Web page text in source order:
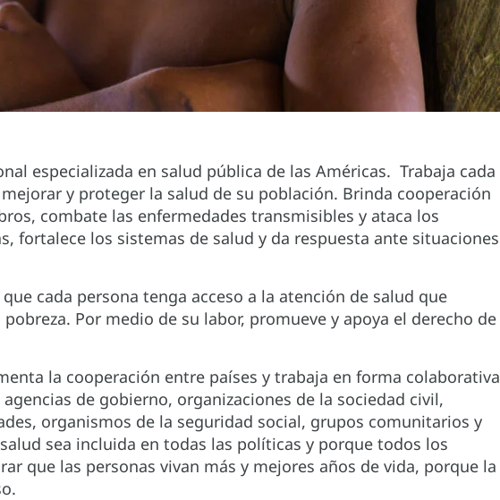
especializada en salud pública de las Américas. Trabaja cada
y proteger la salud de su población. Brinda cooperación
combate las enfermedades transmisibles y ataca los
fortalece los sistemas de salud y da respuesta ante situaciones
cada persona tenga acceso a la atención de salud que
Por medio de su labor, promueve y apoya el derecho de
la cooperación entre países y trabaja en forma colaborativa
de gobierno, organizaciones de la sociedad civil,
organismos de la seguridad social, grupos comunitarios y
sea incluida en todas las políticas y porque todos los
que las personas vivan más y mejores años de vida, porque la